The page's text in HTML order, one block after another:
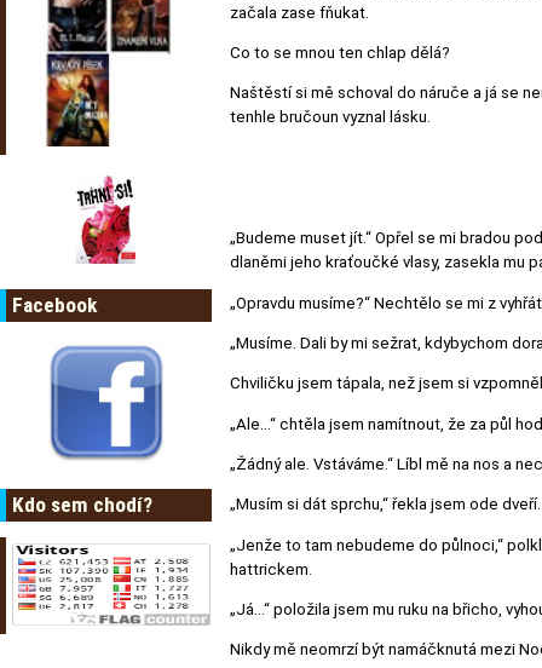
Facebook
Kdo sem chodí?
začala zase fňukat.
Co to se mnou ten chlap dělá?
Naštěstí si mě schoval do náruče a já se
tenhle bručoun vyznal lásku.
„Budeme muset jít.“ Opřel se mi bradou
dlaněmi jeho kraťoučké vlasy, zasekla mu
„Opravdu musíme?“ Nechtělo se mi z
„Musíme. Dali by mi sežrat, kdybychom
Chviličku jsem tápala, než jsem si
„Ale…“ chtěla jsem namítnout, že za půl
„Žádný ale. Vstáváme.“ Líbl mě na nos a
„Musím si dát sprchu,“ řekla jsem ode
„Jenže to tam nebudeme do půlnoci,“
hattrickem.
„Já…“ položila jsem mu ruku na břicho,
Nikdy mě neomrzí být namáčknutá mezi